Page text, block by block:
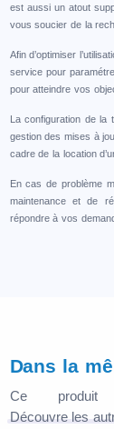
est aussi un atout
vous soucier de la
Afin d’optimiser
service pour
pour atteindre vos
La configuration de la
gestion des mises à
cadre de la location
En cas de problème
maintenance et de
répondre à vos
Dans la
Ce
Découvre les